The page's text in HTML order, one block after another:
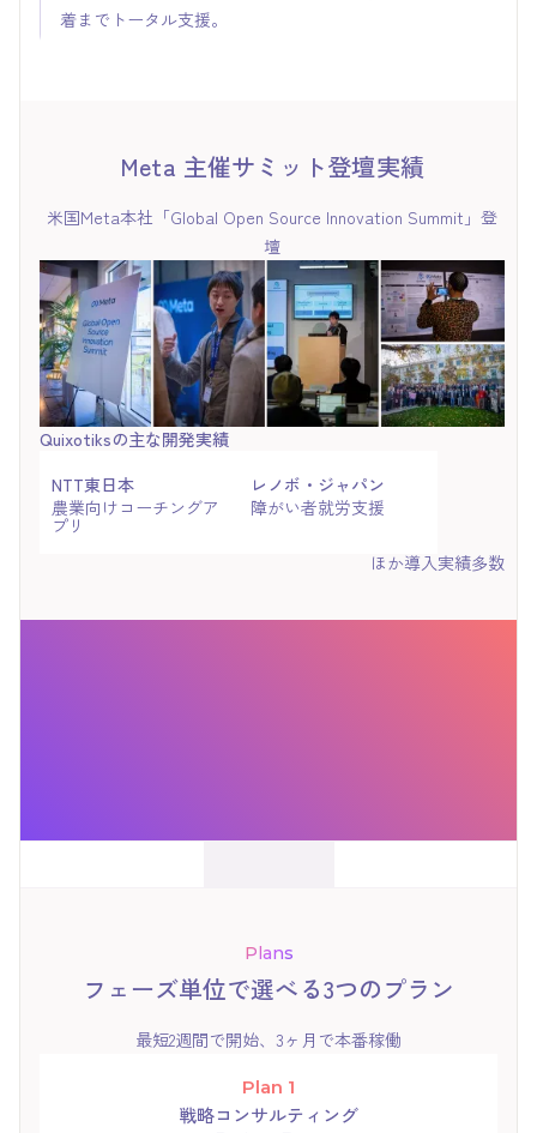
着までトータル支援。
Meta 主催サミット登壇実績
米国Meta本社「Global Open Source Innovation Summit」登
壇
Quixotiksの主な開発実績
NTT東日本
農業向けコーチングア
プリ
レノボ・ジャパン
障がい者就労支援
ほか導入実績多数
Plans
フェーズ単位で選べる3つのプラン
最短2週間で開始、3ヶ月で本番稼働
Plan 1
戦略コンサルティング